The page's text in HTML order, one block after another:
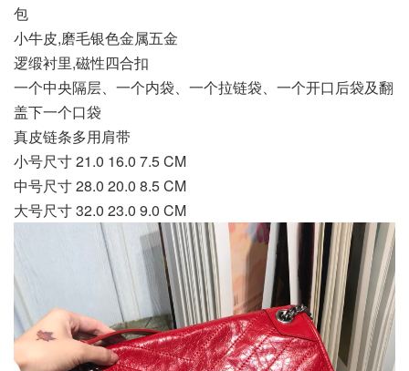
包
小牛皮,磨毛银色金属五金
逻缎衬里,磁性四合扣
一个中央隔层、一个内袋、一个拉链袋、一个开口后袋及翻
盖下一个口袋
真皮链条多用肩带
小号尺寸 21.0 16.0 7.5 CM
中号尺寸 28.0 20.0 8.5 CM
大号尺寸 32.0 23.0 9.0 CM